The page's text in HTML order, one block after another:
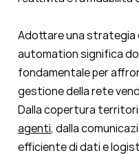
Adottare una strategia
automation significa
fondamentale per
gestione della rete
Dalla copertura
agenti, dalla
efficiente di dati e